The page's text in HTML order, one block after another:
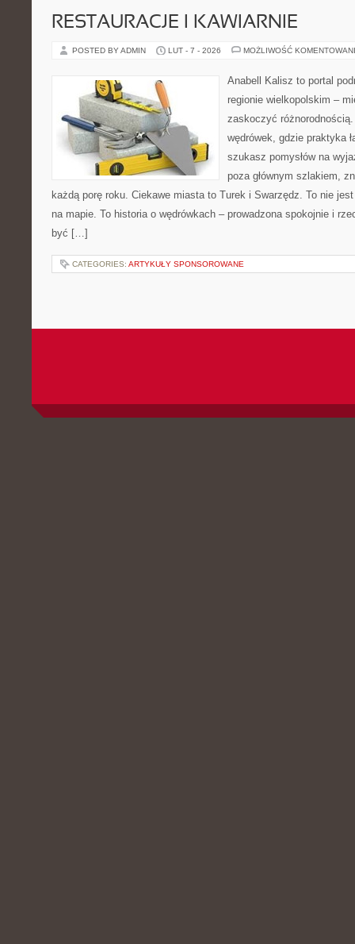
RESTAURACJE I KAWIARNIE
POSTED BY ADMIN LUT - 7 - 2026 MOŻLIWOŚĆ
Anabell Kalisz to portal
regionie wielkopolskim –
zaskoczyć
wędrówek, gdzie praktyka
szukasz pomysłów na
poza głównym szlakiem,
każdą porę roku. Ciekawe miasta to Turek i Swarzędz. To nie
na mapie. To historia o wędrówkach – prowadzona spokojnie i
być […]
CATEGORIES: ARTYKUŁY SPONSOROWANE